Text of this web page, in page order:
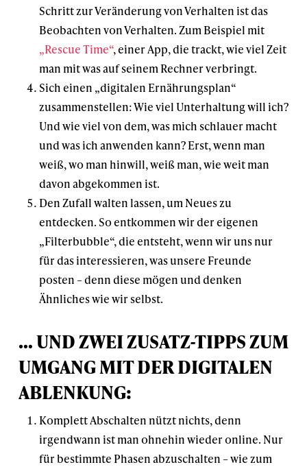
Schritt zur Veränderung von Verhalten ist das
Beobachten von Verhalten. Zum Beispiel mit
„Rescue Time“, einer App, die trackt, wie viel Zeit
man mit was auf seinem Rechner verbringt.
Sich einen „digitalen Ernährungsplan“
zusammenstellen: Wie viel Unterhaltung will ich?
Und wie viel von dem, was mich schlauer macht
und was ich anwenden kann? Erst, wenn man
weiß, wo man hinwill, weiß man, wie weit man
davon abgekommen ist.
Den Zufall walten lassen, um Neues zu
entdecken. So entkommen wir der eigenen
„Filterbubble“, die entsteht, wenn wir uns nur
für das interessieren, was unsere Freunde
posten – denn diese mögen und denken
Ähnliches wie wir selbst.
… UND ZWEI ZUSATZ-TIPPS ZUM
UMGANG MIT DER DIGITALEN
ABLENKUNG:
Komplett Abschalten nützt nichts, denn
irgendwann ist man ohnehin wieder online. Nur
für bestimmte Phasen abzuschalten – wie zum